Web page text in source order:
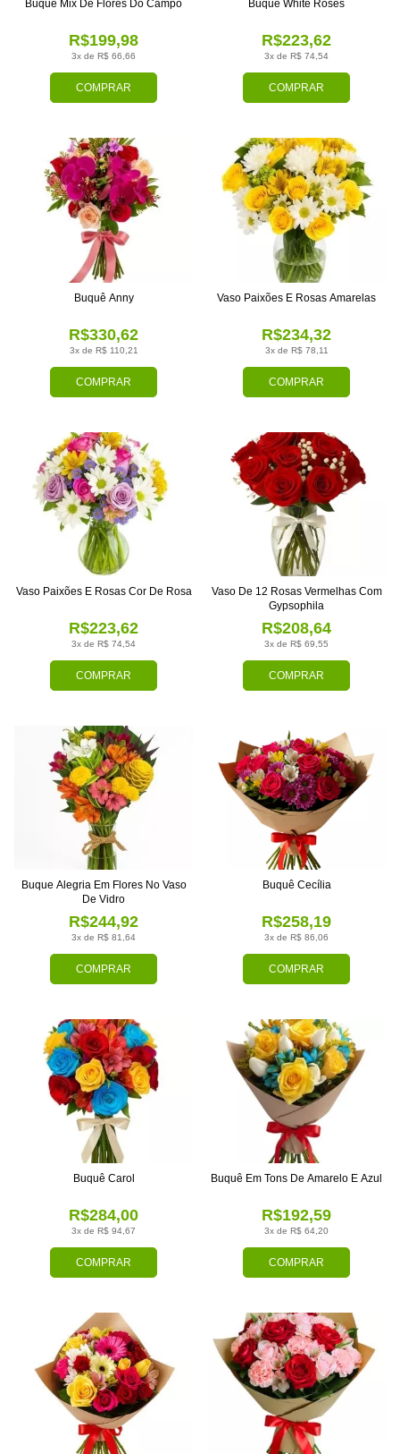
COMPRAR
3x de R$ 66,66
R$199,98
Buquê Mix De Flores Do Campo
COMPRAR
3x de R$ 74,54
R$223,62
Buquê White Roses
COMPRAR
3x de R$ 110,21
R$330,62
Buquê Anny
COMPRAR
3x de R$ 78,11
R$234,32
Vaso Paixões E Rosas Amarelas
COMPRAR
3x de R$ 74,54
R$223,62
Vaso Paixões E Rosas Cor De Rosa
COMPRAR
3x de R$ 69,55
R$208,64
Vaso De 12 Rosas Vermelhas Com
Gypsophila
COMPRAR
3x de R$ 81,64
R$244,92
Buque Alegria Em Flores No Vaso
De Vidro
COMPRAR
3x de R$ 86,06
R$258,19
Buquê Cecília
COMPRAR
3x de R$ 94,67
R$284,00
Buquê Carol
COMPRAR
3x de R$ 64,20
R$192,59
Buquê Em Tons De Amarelo E Azul